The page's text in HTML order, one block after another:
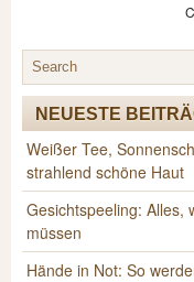
NEUESTE
Weißer Tee,
strahlend schöne Haut
Gesichtspeeling: Alles,
müssen
Hände in Not: So